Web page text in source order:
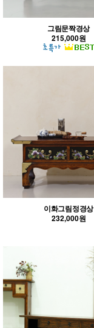
그림문짝경상
215,000원
이화그림정경상
232,000원